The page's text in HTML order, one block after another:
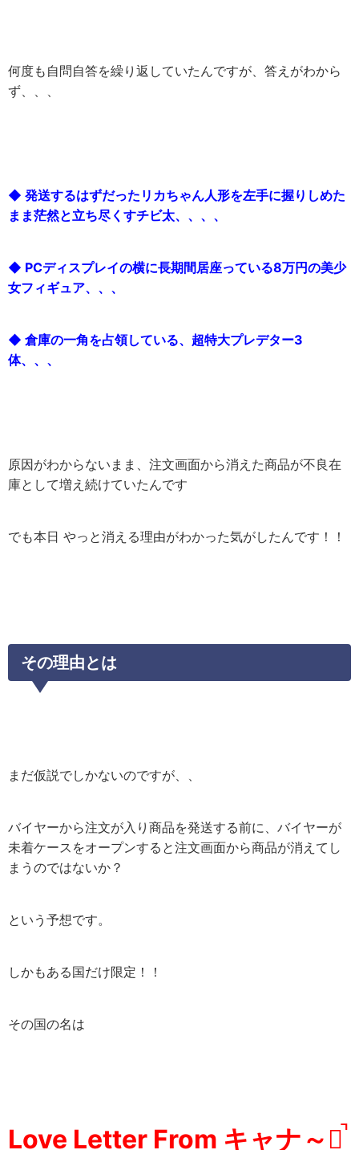
何度も自問自答を繰り返していたんですが、答えがわから
ず、、、
◆ 発送するはずだったリカちゃん人形を左手に握りしめた
まま茫然と立ち尽くすチビ太、、、、
◆ PCディスプレイの横に長期間居座っている8万円の美少
女フィギュア、、、
◆ 倉庫の一角を占領している、超特大プレデター3
体、、、
原因がわからないまま、注文画面から消えた商品が不良在
庫として増え続けていたんです
でも本日 やっと消える理由がわかった気がしたんです！！
その理由とは
まだ仮説でしかないのですが、、
バイヤーから注文が入り商品を発送する前に、バイヤーが
未着ケースをオープンすると注文画面から商品が消えてし
まうのではないか？
という予想です。
しかもある国だけ限定！！
その国の名は
Love Letter From キャナ～ダ̚